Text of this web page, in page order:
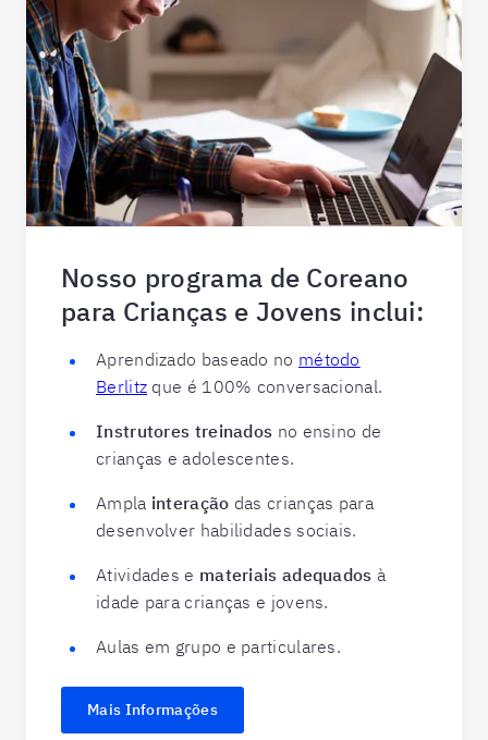
Nosso programa de Coreano
para Crianças e Jovens inclui:
Aprendizado baseado no método
Berlitz que é 100% conversacional.
Instrutores treinados no ensino de
crianças e adolescentes.
Ampla interação das crianças para
desenvolver habilidades sociais.
Atividades e materiais adequados à
idade para crianças e jovens.
Aulas em grupo e particulares.
Mais Informações